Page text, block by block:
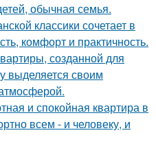
обычная семья.
классики сочетает в
комфорт и практичность.
созданной для
выделяется своим
и спокойная квартира в
всем - и человеку, и